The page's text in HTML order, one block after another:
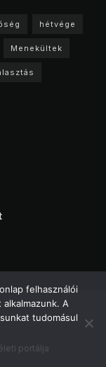
hétvége
Menekültek
portálja
felhasználói
A
tudomásul